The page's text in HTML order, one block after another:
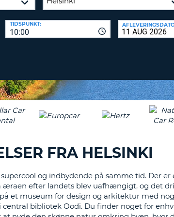
10:00
TIDSPUNKT:
FRA HELSINKI
og indbydende på samme tid. Der
efter landets blev uafhængigt, og det
et museum for design og arkitektur med
bibliotek Oodi. Du finder noget for